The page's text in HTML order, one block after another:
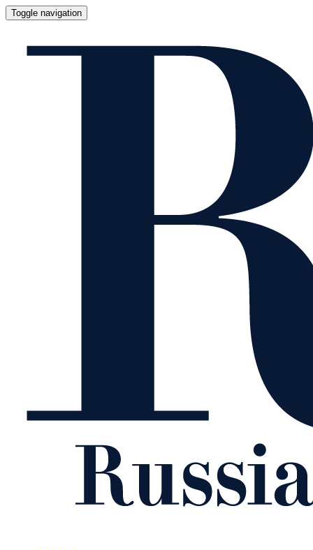
Toggle navigation